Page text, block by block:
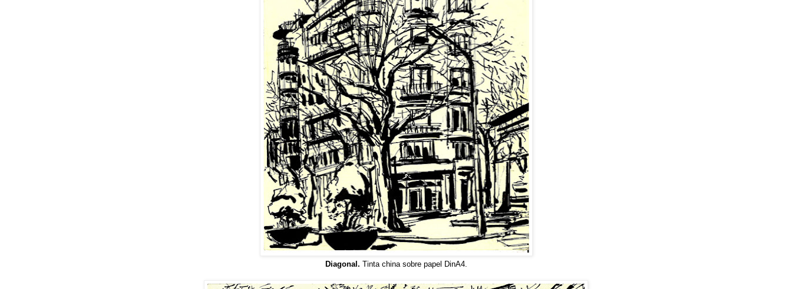
Diagonal. Tinta china sobre papel DinA4.